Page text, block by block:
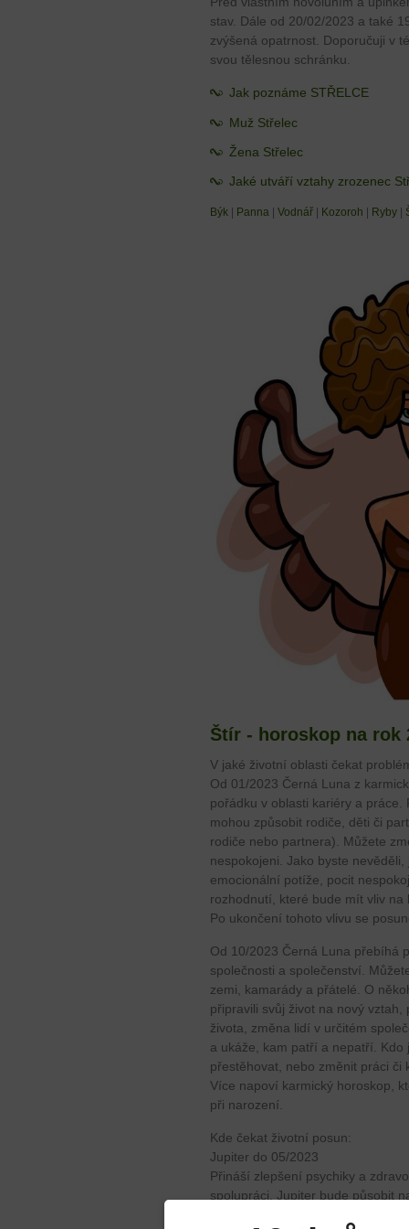
stav. Dále od 20/02/2023 a také
zvýšená opatrnost. Doporučuji v
svou tělesnou schránku.
Jak poznáme STŘELCE
Muž Střelec
Žena Střelec
Jaké utváří vztahy zrozenec
Býk Panna Vodnář Kozoroh Ryby
Štír - horoskop na rok
V jaké životní oblasti čekat
Od 01/2023 Černá Luna z
pořádku v oblasti kariéry a
mohou způsobit rodiče, děti či
rodiče nebo partnera). Můžete
nespokojeni. Jako byste
emocionální potíže, pocit
rozhodnutí, které bude mít vliv
Po ukončení tohoto vlivu se
Od 10/2023 Černá Luna přebíhá
společnosti a společenství.
zemi, kamarády a přátelé. O
připravili svůj život na nový
života, změna lidí v určitém
a ukáže, kam patří a nepatří.
přestěhovat, nebo změnit práci či
Více napoví karmický horoskop,
při narození.
Kde čekat životní posun:
Jupiter do 05/2023
Přináší zlepšení psychiky a
spolupráci. Jupiter bude působit